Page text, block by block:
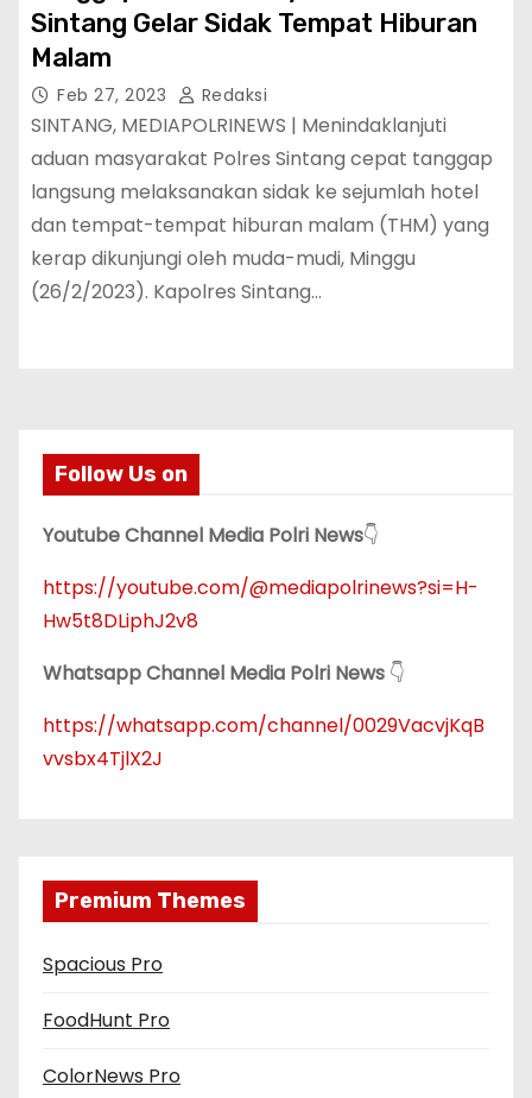
Sintang Gelar Sidak Tempat Hiburan
Malam
Feb 27, 2023 Redaksi
SINTANG, MEDIAPOLRINEWS | Menindaklanjuti
aduan masyarakat Polres Sintang cepat tanggap
langsung melaksanakan sidak ke sejumlah hotel
dan tempat-tempat hiburan malam (THM) yang
kerap dikunjungi oleh muda-mudi, Minggu
(26/2/2023). Kapolres Sintang…
Follow Us on
Youtube Channel Media Polri News👇
https://youtube.com/@mediapolrinews?si=H-
Hw5t8DLiphJ2v8
Whatsapp Channel Media Polri News 👇
https://whatsapp.com/channel/0029VacvjKqB
vvsbx4TjlX2J
Premium Themes
Spacious Pro
FoodHunt Pro
ColorNews Pro